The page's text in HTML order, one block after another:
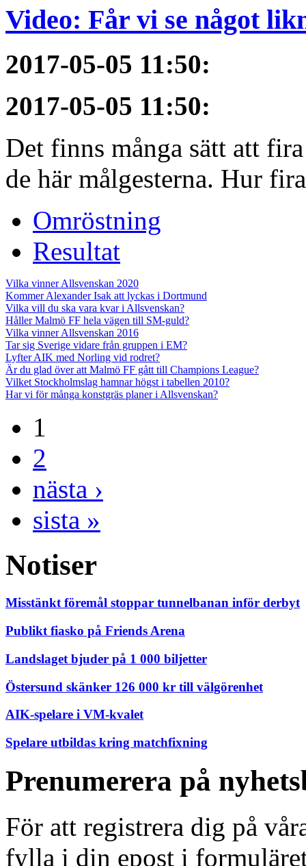
Video: Får vi se något
2017-05-05 11:50:
2017-05-05 11:50:
Det finns många sätt att
de här målgesterna. Hur
Omröstning
Resultat
Vilka vinner Allsvenskan 2020
Kommer Alexander Isak att lyckas i Dortmund
Vilka vill du ska vara kvar i Allsvenskan?
Håller Malmö FF hela vägen till SM-guld?
Vilka vinner Allsvenskan 2016
Tar sig Sverige vidare från gruppen i EM?
Lyfter AIK med Norling vid rodret?
Är du glad över att Malmö FF gått till Champions League?
Vilket Stockholmslag hamnar högst i tabellen 2010?
Har vi för många konstgräs planer i Allsvenskan?
1
2
nästa ›
sista »
Notiser
Misstänkt föremål stoppar tunnelbanan inför derbyt
Publikt fiasko på Friends Arena
Landslaget bjuder på 1 000 biljetter
Östersund skänker 126 000 kr till välgörenhet
AIK-spelare i VM-kvalet
Spelare utbildas kring matchfixning
Prenumerera på
För att registrera dig på
fylla i din epost i